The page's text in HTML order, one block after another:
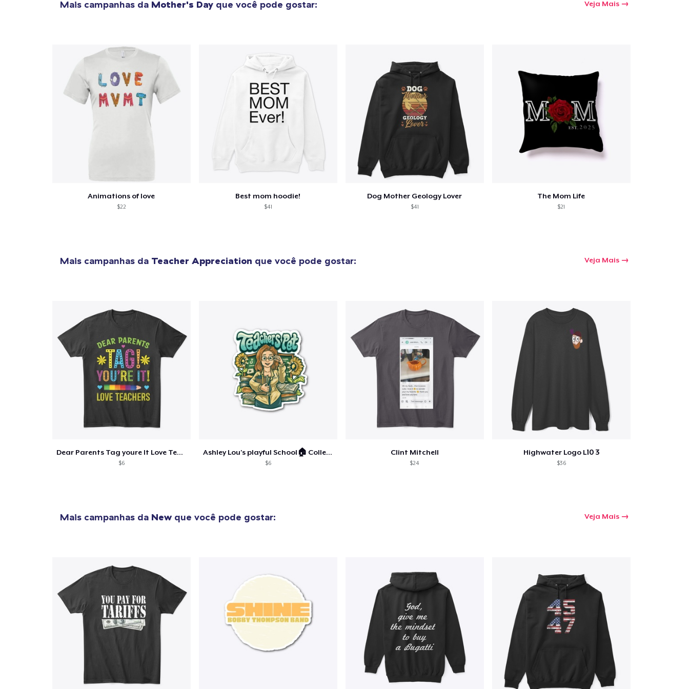
Mais campanhas da Mother's Day que você pode gostar: Veja Mais
Animations of love
$22
Best mom hoodie!
$41
Dog Mother Geology Lover
$41
The Mom Life
$21
Mais campanhas da Teacher Appreciation que você pode gostar: Veja Mais
Dear Parents Tag youre It Love Teachers
$6
Ashley Lou's playful School🏠 Collection
$6
Clint Mitchell
$24
Highwater Logo L10 3
$36
Mais campanhas da Newque você pode gostar: Veja Mais
US$ 32,99